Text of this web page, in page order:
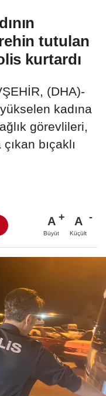
tutulan
kurtardı
(DHA)-
kadına
görevlileri,
bıçaklı
A
Büyüt
A
Küçült